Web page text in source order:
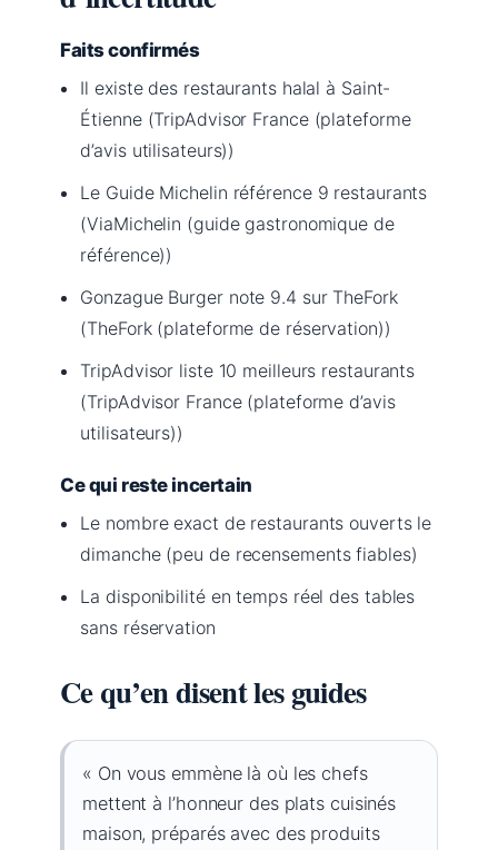
Faits confirmés
Il existe des restaurants halal à Saint-
Étienne (TripAdvisor France (plateforme
d’avis utilisateurs))
Le Guide Michelin référence 9 restaurants
(ViaMichelin (guide gastronomique de
référence))
Gonzague Burger note 9.4 sur TheFork
(TheFork (plateforme de réservation))
TripAdvisor liste 10 meilleurs restaurants
(TripAdvisor France (plateforme d’avis
utilisateurs))
Ce qui reste incertain
Le nombre exact de restaurants ouverts le
dimanche (peu de recensements fiables)
La disponibilité en temps réel des tables
sans réservation
Ce qu’en disent les guides
« On vous emmène là où les chefs
mettent à l’honneur des plats cuisinés
maison, préparés avec des produits